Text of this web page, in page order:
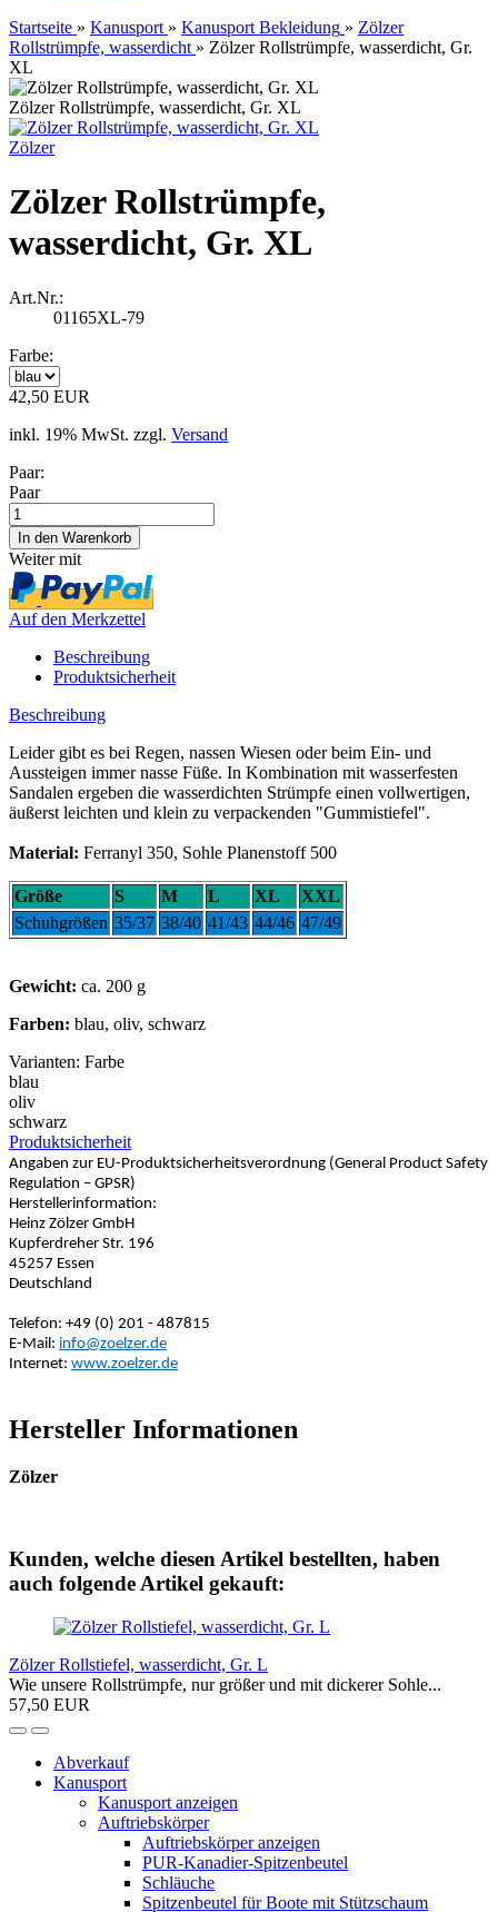
Startseite » Kanusport » Kanusport Bekleidung » Zölzer
Rollstrümpfe, wasserdicht » Zölzer Rollstrümpfe, wasserdicht, Gr.
XL
Zölzer Rollstrümpfe, wasserdicht, Gr. XL
Zölzer
Zölzer Rollstrümpfe,
wasserdicht, Gr. XL
Art.Nr.:
01165XL-79
Farbe:
42,50 EUR
inkl. 19% MwSt. zzgl. Versand
Paar:
Paar
Weiter mit
Auf den Merkzettel
Beschreibung
Produktsicherheit
Beschreibung
Leider gibt es bei Regen, nassen Wiesen oder beim Ein- und
Aussteigen immer nasse Füße. In Kombination mit wasserfesten
Sandalen ergeben die wasserdichten Strümpfe einen vollwertigen,
äußerst leichten und klein zu verpackenden "Gummistiefel".
Material: Ferranyl 350, Sohle Planenstoff 500
Größe S M L XL
XXL
Schuhgrößen 35/37 38/40 41/43 44/46 47/49
Gewicht: ca. 200 g
Farben: blau, oliv, schwarz
Varianten: Farbe
blau
oliv
schwarz
Produktsicherheit
Angaben zur EU-Produktsicherheitsverordnung (General Product Safety
Regulation – GPSR)
Herstellerinformation:
Heinz Zölzer GmbH
Kupferdreher Str. 196
45257 Essen
Deutschland
Telefon: +49 (0) 201 - 487815
E-Mail: info@zoelzer.de
Internet: www.zoelzer.de
Hersteller Informationen
Zölzer
Kunden, welche diesen Artikel bestellten, haben
auch folgende Artikel gekauft:
Zölzer Rollstiefel, wasserdicht, Gr. L
Wie unsere Rollstrümpfe, nur größer und mit dickerer Sohle...
57,50 EUR
Abverkauf
Kanusport
Kanusport anzeigen
Auftriebskörper
Auftriebskörper anzeigen
PUR-Kanadier-Spitzenbeutel
Schläuche
Spitzenbeutel für Boote mit Stützschaum